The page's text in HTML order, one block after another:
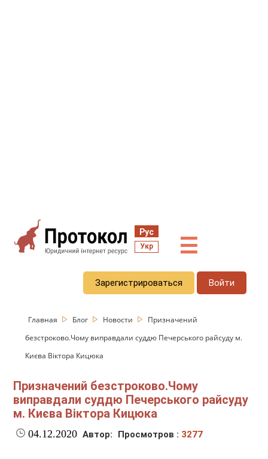
Рус
Укр ☰
Зарегистрироваться Войти
Главная Блог Новости
Призначений
безстроково.Чому виправдали суддю Печерського райсуду м.
Києва Віктора Кицюка
Призначений безстроково.Чому
виправдали суддю Печерського райсуду
м. Києва Віктора Кицюка
04.12.2020 Автор: Просмотров : 3277